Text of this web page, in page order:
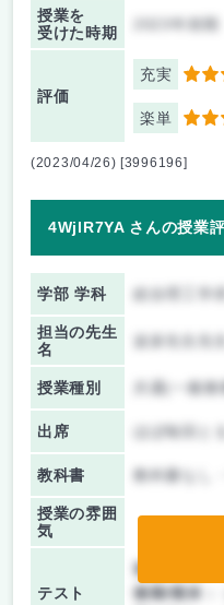
授業を
受けた時期
評価
充実 5
楽単 3
(2023/04/26) [3996196]
4WjlR7YA さんの授業
学部 学科
担当の先生
名
授業種別 共通(一般教
出席 ほぼ毎回とる
教科書 教科書なし
授業の雰囲
気
テスト
前期/中間：
後期/期末：